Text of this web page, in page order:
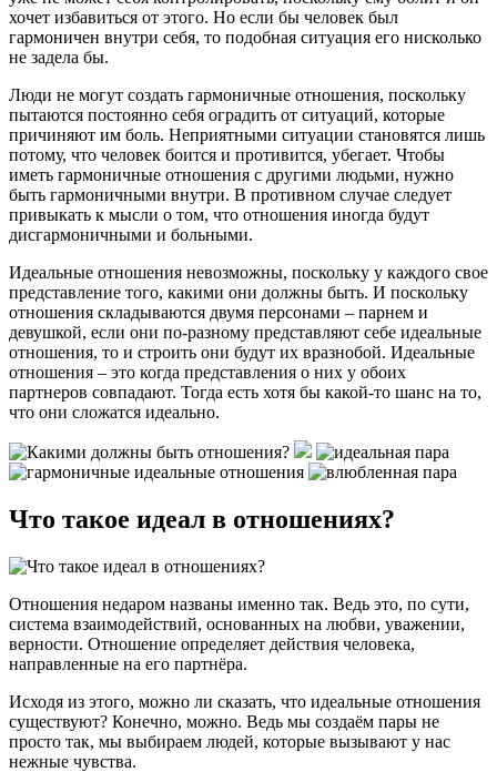
хочет избавиться от этого. Но если бы человек был
гармоничен внутри себя, то подобная ситуация его нисколько
не задела бы.
Люди не могут создать гармоничные отношения, поскольку
пытаются постоянно себя оградить от ситуаций, которые
причиняют им боль. Неприятными ситуации становятся лишь
потому, что человек боится и противится, убегает. Чтобы
иметь гармоничные отношения с другими людьми, нужно
быть гармоничными внутри. В противном случае следует
привыкать к мысли о том, что отношения иногда будут
дисгармоничными и больными.
Идеальные отношения невозможны, поскольку у каждого свое
представление того, какими они должны быть. И поскольку
отношения складываются двумя персонами – парнем и
девушкой, если они по-разному представляют себе идеальные
отношения, то и строить они будут их вразнобой. Идеальные
отношения – это когда представления о них у обоих
партнеров совпадают. Тогда есть хотя бы какой-то шанс на то,
что они сложатся идеально.
Что такое идеал в отношениях?
Отношения недаром названы именно так. Ведь это, по сути,
система взаимодействий, основанных на любви, уважении,
верности. Отношение определяет действия человека,
направленные на его партнёра.
Исходя из этого, можно ли сказать, что идеальные отношения
существуют? Конечно, можно. Ведь мы создаём пары не
просто так, мы выбираем людей, которые вызывают у нас
нежные чувства.